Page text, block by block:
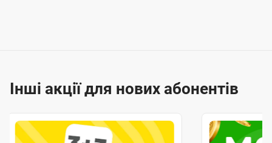
Інші акції для нових абонентів